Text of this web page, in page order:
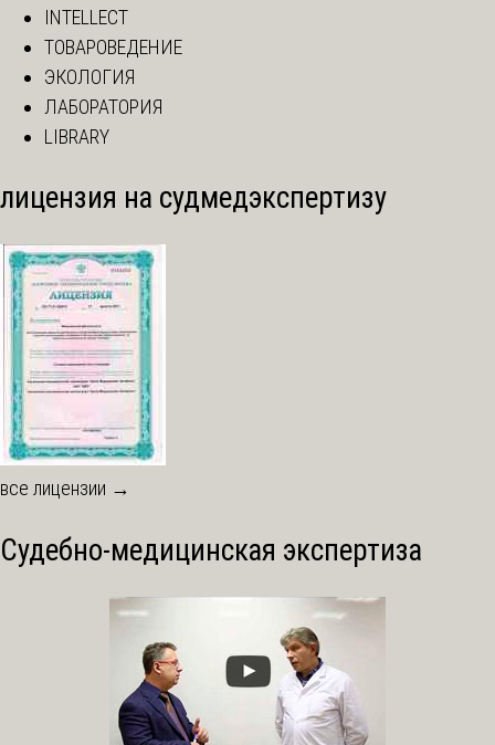
INTELLECT
ТОВАРОВЕДЕНИЕ
ЭКОЛОГИЯ
ЛАБОРАТОРИЯ
LIBRARY
лицензия на судмедэкспертизу
все лицензии →
Судебно-медицинская экспертиза